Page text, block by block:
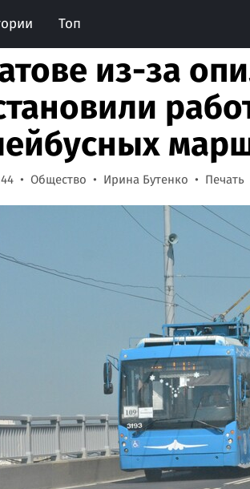
Топ
из-за
Общество Ирина Бутенко Печать